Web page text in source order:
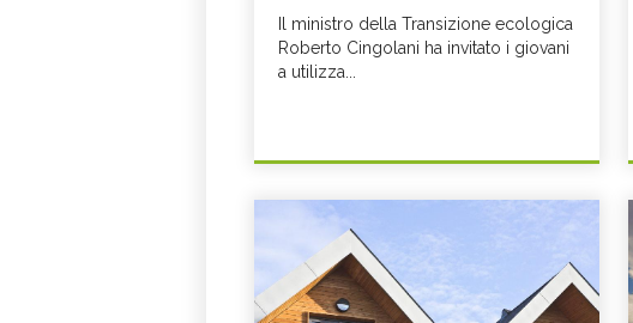
Il ministro della Transizione ecologica
Roberto Cingolani ha invitato i giovani
a utilizza...